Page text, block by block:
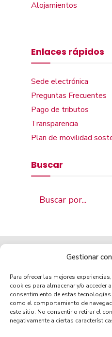
Gestionar
Para ofrecer las mejores
cookies para almacenar y/o
consentimiento de estas
como el comportamiento de
este sitio. No consentir o retirar el
negativamente a ciertas
Alojamientos
Enlaces rápidos
Sede electrónica
Preguntas Frecuentes
Pago de tributos
Transparencia
Plan de movilidad
Buscar
Municipio